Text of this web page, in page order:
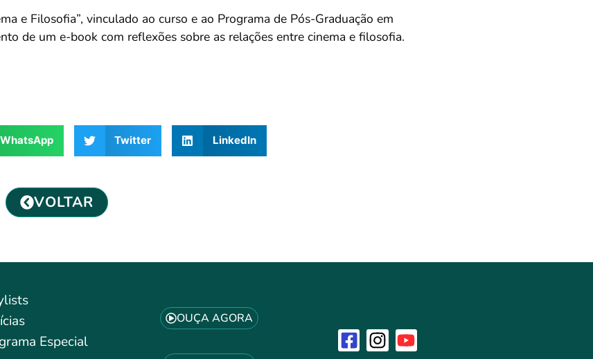
e Filosofia”, vinculado ao curso e ao Programa de Pós-Graduação em
de um e-book com reflexões sobre as relações entre cinema e filosofia.
WhatsApp Twitter LinkedIn
VOLTAR
Especial
OUÇA AGORA